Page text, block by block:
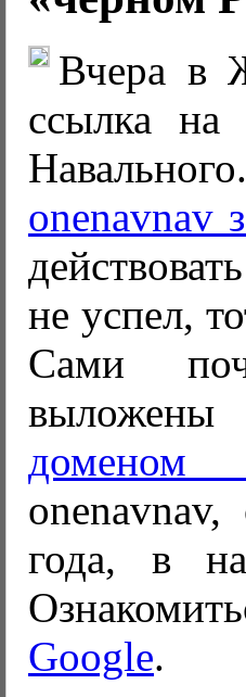
Вчера в
ссылка на
onenavnav
не успел,
Сами
доменом
года, в
Google.